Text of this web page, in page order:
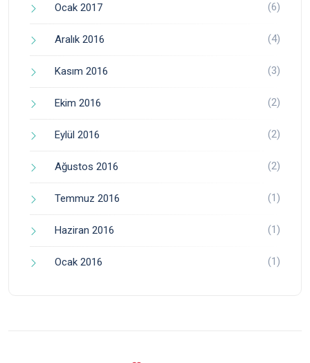
Ocak 2017 (6)
Aralık 2016 (4)
Kasım 2016 (3)
Ekim 2016 (2)
Eylül 2016 (2)
Ağustos 2016 (2)
Temmuz 2016 (1)
Haziran 2016 (1)
Ocak 2016 (1)